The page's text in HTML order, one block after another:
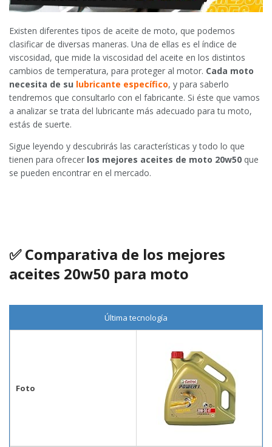
Existen diferentes tipos de aceite de moto, que podemos
clasificar de diversas maneras. Una de ellas es el índice de
viscosidad, que mide la viscosidad del aceite en los distintos
cambios de temperatura, para proteger al motor. Cada moto
necesita de su lubricante específico, y para saberlo
tendremos que consultarlo con el fabricante. Si éste que vamos
a analizar se trata del lubricante más adecuado para tu moto,
estás de suerte.
Sigue leyendo y descubrirás las características y todo lo que
tienen para ofrecer los mejores aceites de moto 20w50 que
se pueden encontrar en el mercado.
✅Comparativa de los mejores
aceites 20w50 para moto
Última tecnología
Foto